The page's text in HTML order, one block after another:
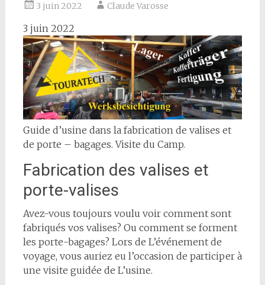
3 juin 2022 Claude Varosse
3 juin 2022
Guide d’usine dans la fabrication de valises et
de porte – bagages. Visite du Camp.
Fabrication des valises et
porte-valises
Avez-vous toujours voulu voir comment sont
fabriqués vos valises? Ou comment se forment
les porte-bagages? Lors de L’événement de
voyage, vous auriez eu l’occasion de participer à
une visite guidée de L’usine.